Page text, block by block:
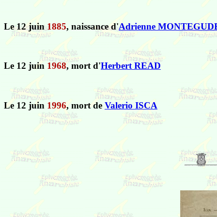
Le 12 juin1885, naissance d'Adrienne
Le 12 juin 1968, mort d'Herbert READ
Le 12 juin 1996, mort de Valerio ISCA